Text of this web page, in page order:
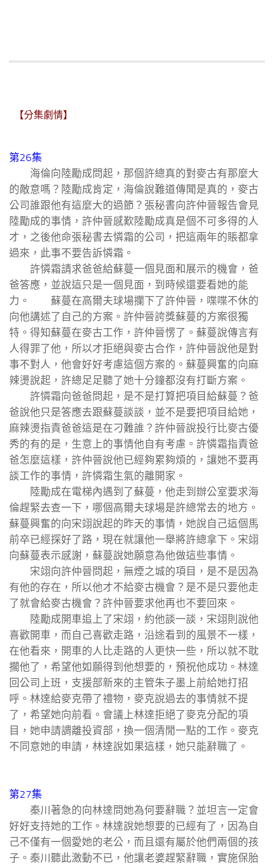
【分集劇情】
第26集
海倫向陸勵成問起，那個許總真的對麥古有那麼大
的敵意嗎？陸勵成肯定，海倫說難道傳聞是真的，麥古
公司誰跟他有這麼大的過節？張秘書向許仲晉報告會見
陸勵成的事情，許仲晉感歎陸勵成真是個不可多得的人
才，之後他命張秘書去憐霜的公司，把這兩年的賬都拿
過來，此事不要告訴憐霜。
許憐霜請求爸爸給蘇蔓一個見面和展示的機會，爸
爸答應，並說這只是一個見面，到時候還要看她的能
力。 蘇蔓在高爾夫球場攔下了許仲晉，喋喋不休的
向他講述了自己的方案。許仲晉誇獎蘇蔓的方案很獨
特。得知蘇蔓在麥古工作，許仲晉愣了。蘇蔓說傳言有
人得罪了他，所以才拒絕與麥古合作，許仲晉說他是對
事不對人，他會好好考慮這個方案的。蘇蔓興奮的向麻
辣燙說起，許總足足聽了她十分鐘都沒有打斷方案。
許憐霜向爸爸問起，是不是打算把項目給蘇蔓？爸
爸說他只是答應去跟蘇蔓談談，並不是要把項目給她，
麻辣燙指責爸爸這是在刁難誰？許仲晉說投行比麥古優
秀的有的是，生意上的事情他自有考慮。許憐霜指責爸
爸怎麼這樣，許仲晉說他已經夠累夠煩的，讓她不要再
談工作的事情，許憐霜生氣的離開家。
陸勵成在電梯內遇到了蘇蔓，他走到辦公室要求海
倫趕緊去查一下，哪個高爾夫球場是許總常去的地方。
蘇蔓興奮的向宋翊說起的昨天的事情，她說自己這個馬
前卒已經探好了路，現在就讓他一舉將許總拿下。宋翊
向蘇蔓表示感謝，蘇蔓說她願意為他做這些事情。
宋翊向許仲晉問起，無煙之城的項目，是不是因為
有他的存在，所以他才不給麥古機會？是不是只要他走
了就會給麥古機會？許仲晉要求他再也不要回來。
陸勵成開車追上了宋翊，約他談一談，宋翊則說他
喜歡開車，而自己喜歡走路，沿途看到的風景不一樣，
在他看來，開車的人比走路的人更快一些，所以就不耽
擱他了，希望他如願得到他想要的，預祝他成功。林達
回公司上班，支援部新來的主管朱子墨上前給她打招
呼。林達給麥克帶了禮物，麥克說過去的事情就不提
了，希望她向前看。會議上林達拒絕了麥克分配的項
目，她申請調離投資部，換一個清閒一點的工作。麥克
不同意她的申請，林達說如果這樣，她只能辭職了。
第27集
秦川著急的向林達問她為何要辭職？並坦言一定會
好好支持她的工作。林達說她想要的已經有了，因為自
己不僅有一個愛她的老公，而且還有屬於他們兩個的孩
子。秦川聽此激動不已，他讓老婆趕緊辭職，實施保胎